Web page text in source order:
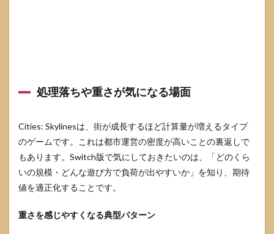
処理落ちや重さが気になる場面
Cities: Skylinesは、街が成長するほど計算量が増えるタイプ
のゲームです。これは都市運営の密度が高いことの裏返しで
もあります。Switch版で気にしておきたいのは、「どのくら
いの規模・どんな遊び方で負荷が出やすいか」を知り、期待
値を適正化することです。
重さを感じやすくなる典型パターン